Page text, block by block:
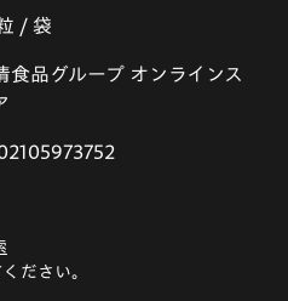
/ 袋
食品グループ オンラインス
ださい。